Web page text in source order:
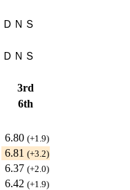
ＤＮＳ
ＤＮＳ
3rd
6th
6.80 (+1.9)
6.81 (+3.2)
6.37 (+2.0)
6.42 (+1.9)